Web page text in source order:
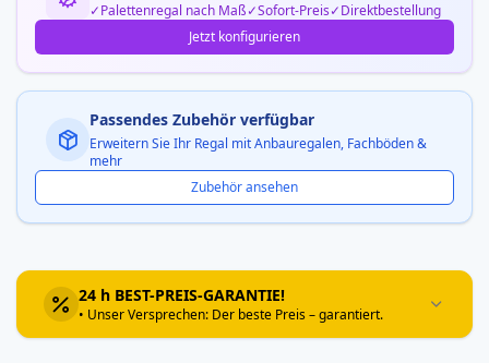
Palettenregal nach Maß Sofort-Preis
Direktbestellung
Jetzt konfigurieren
Passendes Zubehör verfügbar
Erweitern Sie Ihr Regal mit Anbauregalen, Fachböden &
mehr
Zubehör ansehen
24 h BEST-PREIS-GARANTIE!
• Unser Versprechen: Der beste Preis – garantiert.